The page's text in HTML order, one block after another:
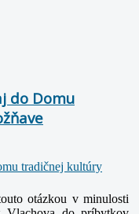
do Domu
otázkou v minulosti